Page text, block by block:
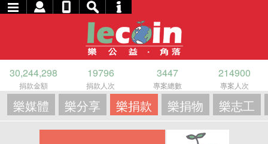
30,244,298
捐款金額
19796
捐款人次
3447
專案總數
214900
專案人次
樂媒體 樂分享 樂捐款 樂捐物 樂志工